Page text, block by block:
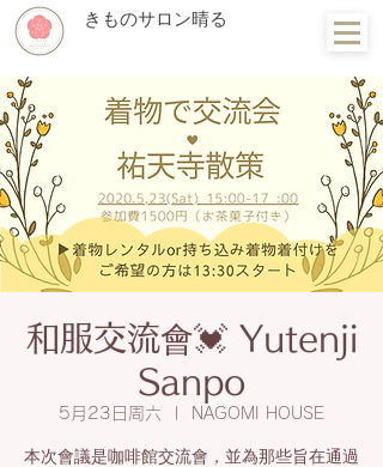
きものサロン晴る
和服交流會💓 Yutenji
Sanpo
5月23日周六 NAGOMI HOUSE
本次會議是咖啡館交流會，並為那些旨在通過